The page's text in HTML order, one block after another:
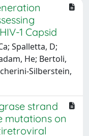
1 Capsid
Spalletta, D;
He; Bertoli,
Silberstein,
strand
mutations on